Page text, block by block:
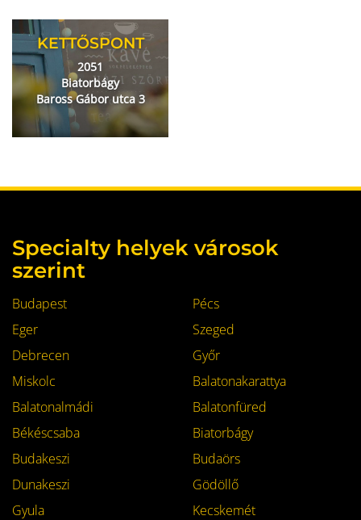
KETTŐSPONT
2051
Biatorbágy
Baross Gábor utca 3
Specialty helyek városok
szerint
Budapest
Pécs
Eger
Szeged
Debrecen
Győr
Miskolc
Balatonakarattya
Balatonalmádi
Balatonfüred
Békéscsaba
Biatorbágy
Budakeszi
Budaörs
Dunakeszi
Gödöllő
Gyula
Kecskemét